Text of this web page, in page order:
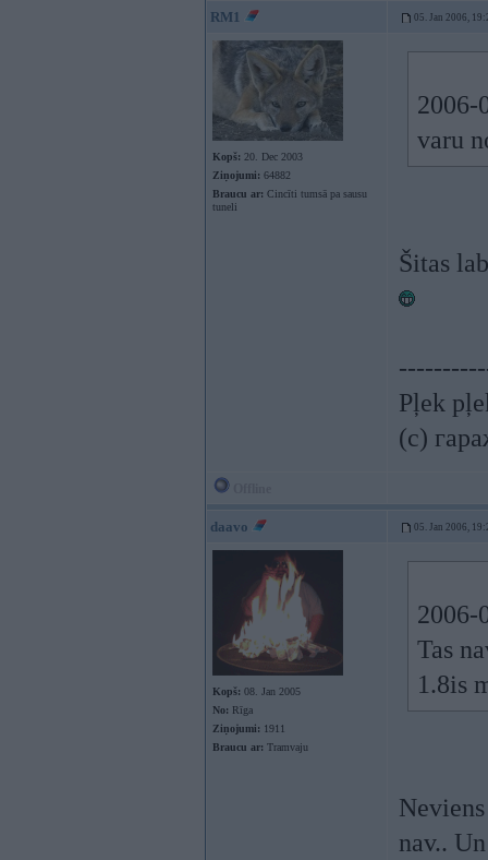
RM1 05. Jan 2006,
Kopš: 20. Dec 2003
Ziņojumi: 64882
Braucu ar: Cincīti tumsā pa sausu
tuneli
2006-
varu
Šitas
Pļek
(c)
daavo 05. Jan 2006,
Kopš: 08. Jan 2005
No: Rīga
Ziņojumi: 1911
Braucu ar: Tramvaju
2006-
Tas
1.8is
nav..